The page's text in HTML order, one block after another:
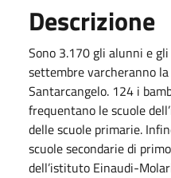
Descrizione
Sono 3.170 gli alunni e
settembre varcheranno
Santarcangelo. 124 i
frequentano le scuole
delle scuole primarie.
scuole secondarie di
dell’istituto Einaudi-